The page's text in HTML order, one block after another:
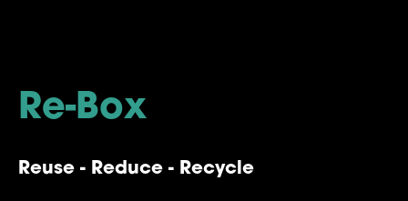
Re-Box
Reuse - Reduce - Recycle